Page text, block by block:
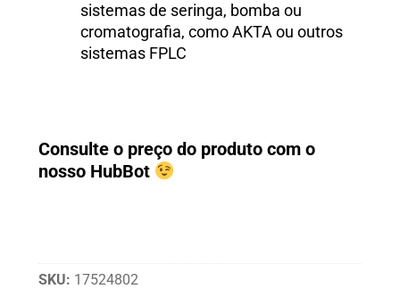
sistemas de seringa, bomba ou
cromatografia, como AKTA ou outros
sistemas FPLC
Consulte o preço do produto com o
nosso HubBot
SKU: 17524802